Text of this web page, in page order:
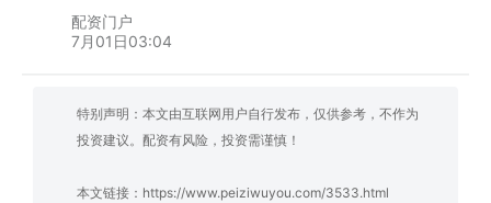
配资门户
7月01日03:04
特别声明：本文由互联网用户自行发布，仅供参考，不作为
投资建议。配资有风险，投资需谨慎！
本文链接： https://www.peiziwuyou.com/3533.html